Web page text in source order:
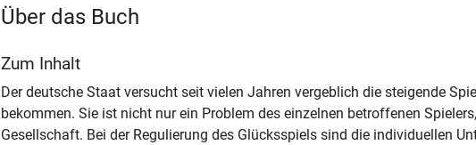
Über das Buch
Zum Inhalt
Der deutsche Staat versucht seit vielen Jahren vergeblich die steigende
bekommen. Sie ist nicht nur ein Problem des einzelnen betroffenen
Gesellschaft. Bei der Regulierung des Glücksspiels sind die individuellen